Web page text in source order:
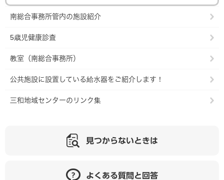
南総合事務所管内の施設紹介
5歳児健康診査
教室（南総合事務所）
公共施設に設置している給水器をご紹介します！
三和地域センターのリンク集
見つからないときは
よくある質問と回答